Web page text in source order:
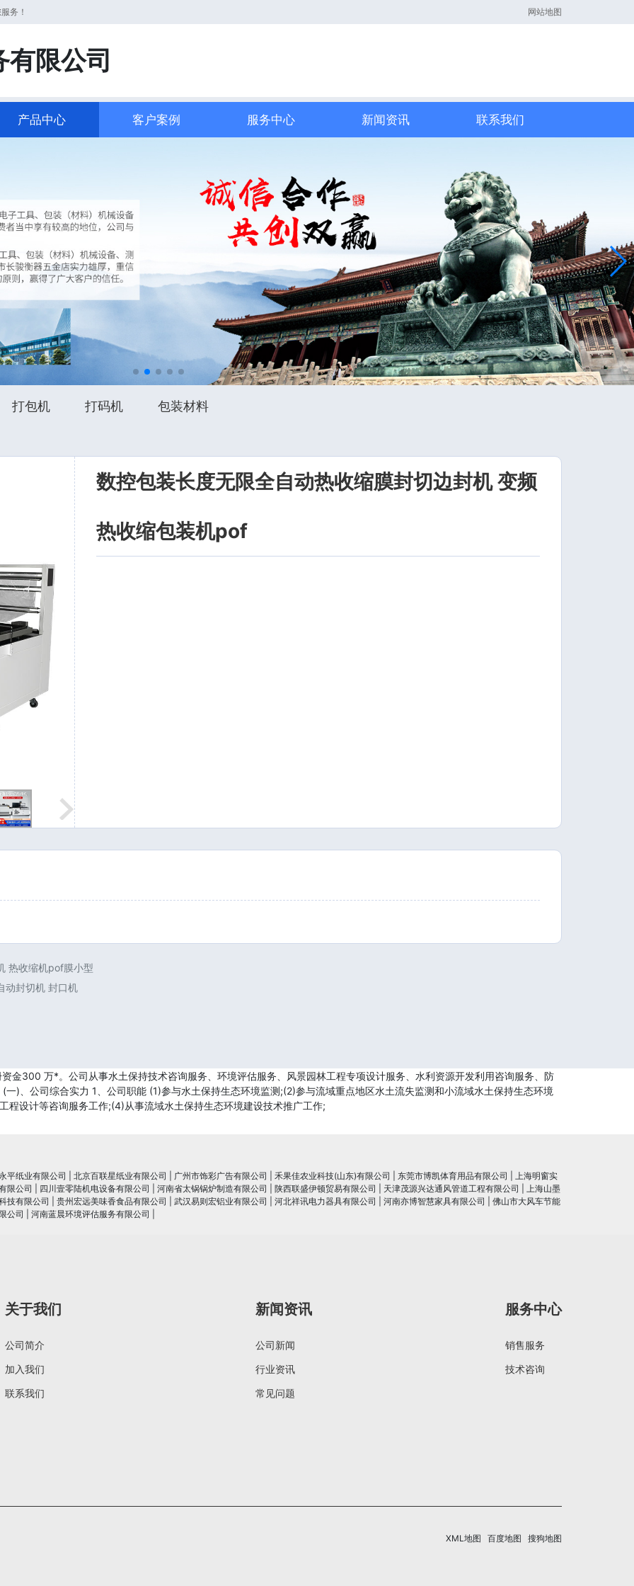
务！ 网站地图
限公司
产品中心 客户案例 服务中心 新闻资讯 联系我们
打包机 打码机 包装材料
数控包装长度无限全自动热收缩膜封切边封机 变频
热收缩包装机pof
热收缩机pof膜小型
动封切机 封口机
金300 万*。公司从事水土保持技术咨询服务、环境评估服务、风景园林工程专项设计服务、水利资源开发利用咨询服务、防
)、公司综合实力 1、公司职能 (1)参与水土保持生态环境监测;(2)参与流域重点地区水土流失监测和小流域水土保持生态环境
程设计等咨询服务工作;(4)从事流域水土保持生态环境建设技术推广工作;
平纸业有限公司 北京百联星纸业有限公司 广州市饰彩广告有限公司 禾果佳农业科技(山东)有限公司 东莞市博凯体育用品有限公司
上海明窗实
限公司
四川壹零陆机电设备有限公司 河南省太锅锅炉制造有限公司 陕西联盛伊顿贸易有限公司 天津茂源兴达通风管道工程有限公司
上海山墨
技有限公司
贵州宏远美味香食品有限公司 武汉易则宏铝业有限公司 河北祥讯电力器具有限公司 河南亦博智慧家具有限公司
佛山市大风车节能
公司
河南蓝晨环境评估服务有限公司
关于我们
公司简介
加入我们
联系我们
新闻资讯
公司新闻
行业资讯
常见问题
服务中心
销售服务
技术咨询
XML地图 百度地图 搜狗地图